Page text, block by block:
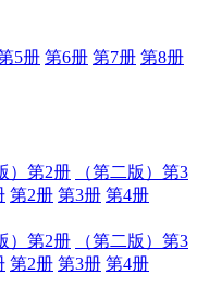
5册 第6册 第7册 第8册
）第2册
（第二版）第3
第2册 第3册 第4册
）第2册
（第二版）第3
第2册 第3册 第4册